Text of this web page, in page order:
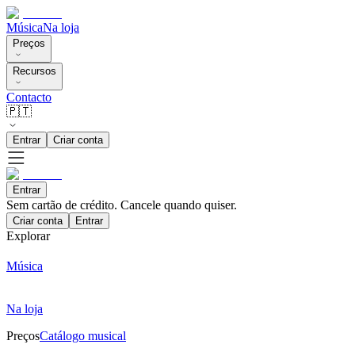
MúsicaNa loja
Preços
Recursos
Contacto
🇵🇹
Entrar Criar conta
Entrar
Sem cartão de crédito. Cancele quando quiser.
Criar conta Entrar
Explorar
Música
Na loja
PreçosCatálogo musical